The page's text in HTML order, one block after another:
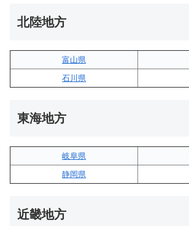
北陸地方
富山県
石川県
東海地方
岐阜県
静岡県
近畿地方